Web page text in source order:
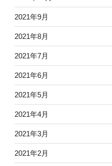
2021年9月
2021年8月
2021年7月
2021年6月
2021年5月
2021年4月
2021年3月
2021年2月